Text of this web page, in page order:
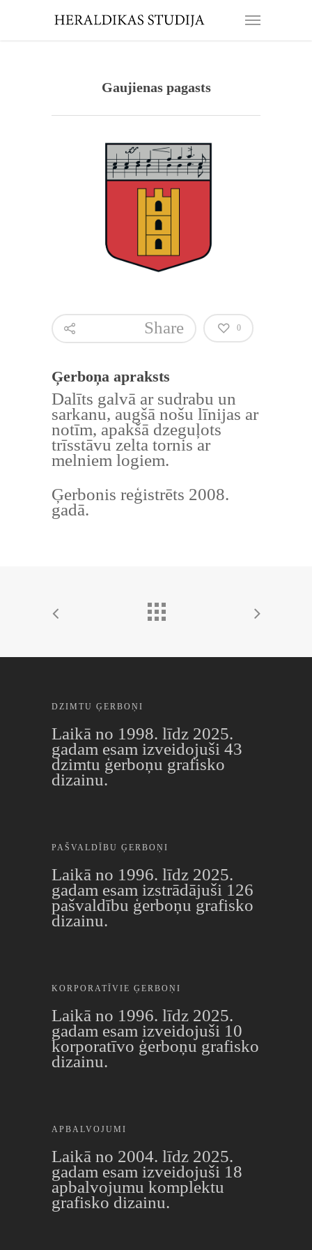
Gaujienas pagasts
Share 0
Ģerboņa apraksts
Dalīts galvā ar sudrabu un
sarkanu, augšā nošu līnijas ar
notīm, apakšā dzeguļots
trīsstāvu zelta tornis ar
melniem logiem.
Ģerbonis reģistrēts 2008.
gadā.
DZIMTU ĢERBOŅI
Laikā no 1998. līdz 2025.
gadam esam izveidojuši 43
dzimtu ģerboņu grafisko
dizainu.
PAŠVALDĪBU ĢERBOŅI
Laikā no 1996. līdz 2025.
gadam esam izstrādājuši 126
pašvaldību ģerboņu grafisko
dizainu.
KORPORATĪVIE ĢERBOŅI
Laikā no 1996. līdz 2025.
gadam esam izveidojuši 10
korporatīvo ģerboņu grafisko
dizainu.
APBALVOJUMI
Laikā no 2004. līdz 2025.
gadam esam izveidojuši 18
apbalvojumu komplektu
grafisko dizainu.